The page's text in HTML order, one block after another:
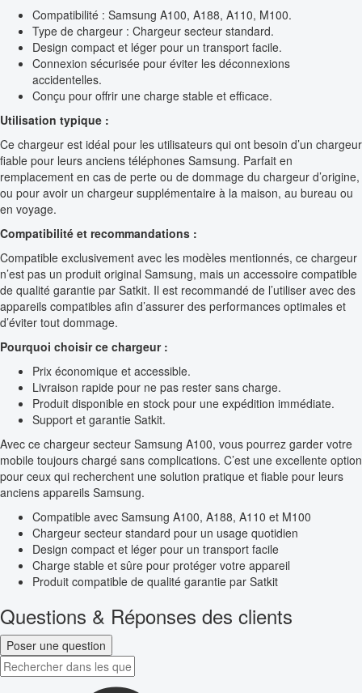
Compatibilité : Samsung A100, A188, A110, M100.
Type de chargeur : Chargeur secteur standard.
Design compact et léger pour un transport facile.
Connexion sécurisée pour éviter les déconnexions
accidentelles.
Conçu pour offrir une charge stable et efficace.
Utilisation typique :
Ce chargeur est idéal pour les utilisateurs qui ont besoin d’un chargeur
fiable pour leurs anciens téléphones Samsung. Parfait en
remplacement en cas de perte ou de dommage du chargeur d’origine,
ou pour avoir un chargeur supplémentaire à la maison, au bureau ou
en voyage.
Compatibilité et recommandations :
Compatible exclusivement avec les modèles mentionnés, ce chargeur
n’est pas un produit original Samsung, mais un accessoire compatible
de qualité garantie par Satkit. Il est recommandé de l’utiliser avec des
appareils compatibles afin d’assurer des performances optimales et
d’éviter tout dommage.
Pourquoi choisir ce chargeur :
Prix économique et accessible.
Livraison rapide pour ne pas rester sans charge.
Produit disponible en stock pour une expédition immédiate.
Support et garantie Satkit.
Avec ce chargeur secteur Samsung A100, vous pourrez garder votre
mobile toujours chargé sans complications. C’est une excellente option
pour ceux qui recherchent une solution pratique et fiable pour leurs
anciens appareils Samsung.
Compatible avec Samsung A100, A188, A110 et M100
Chargeur secteur standard pour un usage quotidien
Design compact et léger pour un transport facile
Charge stable et sûre pour protéger votre appareil
Produit compatible de qualité garantie par Satkit
Questions & Réponses des clients
Poser une question